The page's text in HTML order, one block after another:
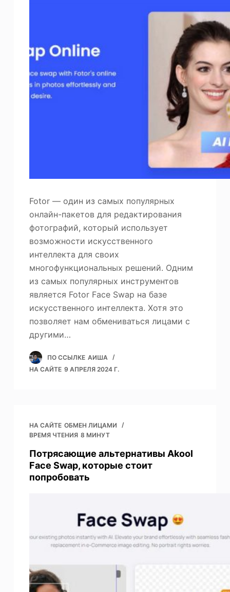
Fotor — один из самых популярных
онлайн-пакетов для редактирования
фотографий, который использует
возможности искусственного
интеллекта для своих
многофункциональных решений. Одним
из самых популярных инструментов
является Fotor Face Swap на базе
искусственного интеллекта. Хотя это
позволяет нам обмениваться лицами с
другими…
ПО ССЫЛКЕ АИША
НА САЙТЕ 9 АПРЕЛЯ 2024 Г.
НА САЙТЕ ОБМЕН ЛИЦАМИ
ВРЕМЯ ЧТЕНИЯ 8 МИНУТ
Потрясающие альтернативы Akool
Face Swap, которые стоит
попробовать